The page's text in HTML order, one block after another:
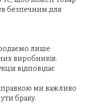
безпечним для
лише
виробників.
відповідає
ми важливо
браку.